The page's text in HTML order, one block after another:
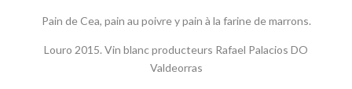
Pain de Cea, pain au poivre y pain à la farine de marrons.
Louro 2015. Vin blanc producteurs Rafael Palacios DO
Valdeorras